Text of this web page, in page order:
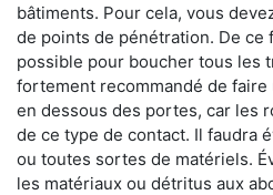
bâtiments. Pour cela, vous
de points de pénétration. De ce
possible pour boucher tous les
fortement recommandé de
en dessous des portes, car les
de ce type de contact. Il faudra
ou toutes sortes de matériels.
les matériaux ou détritus aux